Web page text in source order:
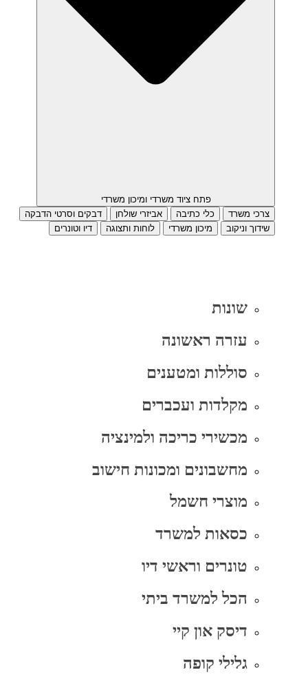
פתח ציוד משרדי ומיכון משרדי
צרכי משרד
כלי כתיבה אביזרי שולחן
דבקים וסרטי הדבקה
שידוך וניקוב
מיכון משרדי לוחות ותצוגה דיו וטונרים
שונות
עזרה ראשונה
סוללות ומטענים
מקלדות ועכברים
מכשירי כריכה ולמינציה
מחשבונים ומכונות חישוב
מוצרי חשמל
כסאות למשרד
טונרים וראשי דיו
הכל למשרד ביתי
דיסק און קיי
גלילי קופה